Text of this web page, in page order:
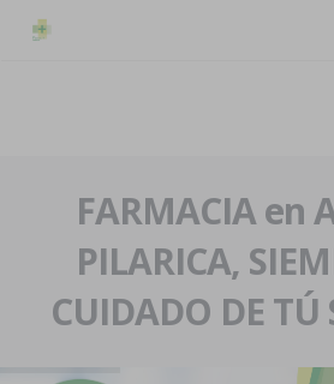
La farmacia
Nuestra historia
Nuestro equipo
Eventos
Servicios y reservas
Pedidos express
FARMACIA en
PILARICA,
CUIDADO DE